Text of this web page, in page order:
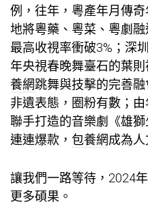
例，往年，粵產年月傳
地將粵藥、粵菜、粵劇
最高收視率衝破3%；深
年央視春晚舞臺石的葉
養網跳舞與技擊的完善
非遺表態，圈粉有數；
聯手打造的音樂劇《雄
連連爆款， 包養網成為人
讓我們一路等待，2024
更多碩果。